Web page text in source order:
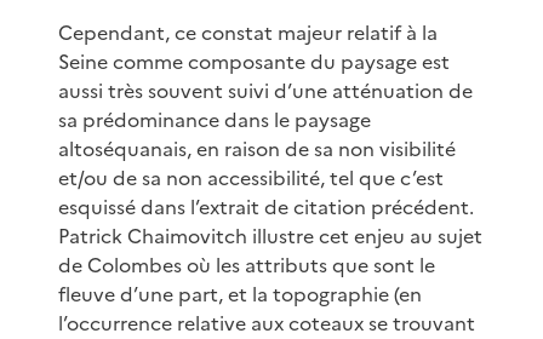
Cependant, ce constat majeur relatif à la
Seine comme composante du paysage est
aussi très souvent suivi d’une atténuation de
sa prédominance dans le paysage
altoséquanais, en raison de sa non visibilité
et/ou de sa non accessibilité, tel que c’est
esquissé dans l’extrait de citation précédent.
Patrick Chaimovitch illustre cet enjeu au sujet
de Colombes où les attributs que sont le
fleuve d’une part, et la topographie (en
l’occurrence relative aux coteaux se trouvant